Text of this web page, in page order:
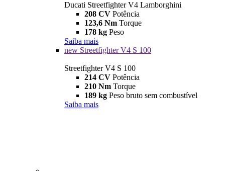
Ducati Streetfighter V4 Lamborghini
208 CV Potência
123,6 Nm Torque
178 kg Peso
Saiba mais
new Streetfighter V4 S 100
Streetfighter V4 S 100
214 CV Potência
210 Nm Torque
189 kg Peso bruto sem combustível
Saiba mais